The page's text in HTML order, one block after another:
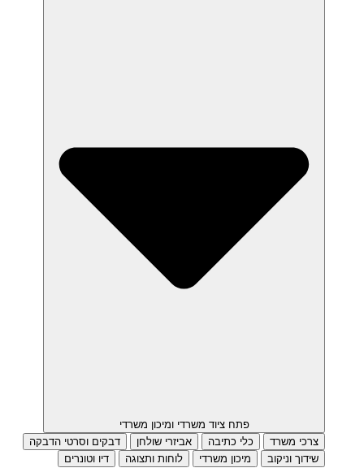
פתח ציוד משרדי ומיכון משרדי
צרכי משרד
כלי כתיבה אביזרי שולחן
דבקים וסרטי הדבקה
שידוך וניקוב
מיכון משרדי לוחות ותצוגה דיו וטונרים